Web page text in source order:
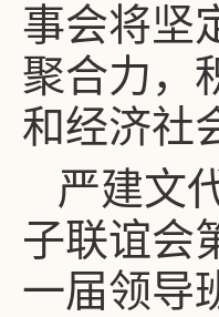
事会将坚
聚合力，
和经济社
严建文
子联谊会
一届领导